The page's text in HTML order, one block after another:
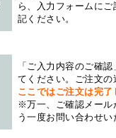
ら、入力フォームに
記ください。
「ご入力内容のご確
てください。ご注文
ここではご注文は完
※万一、ご確認メール
う一度お問い合わせ